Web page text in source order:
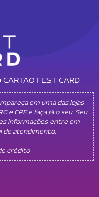
FEST CARD
em uma das lojas
e CPF e faça já o seu. Seu
informações entre em
de atendimento.
crédito